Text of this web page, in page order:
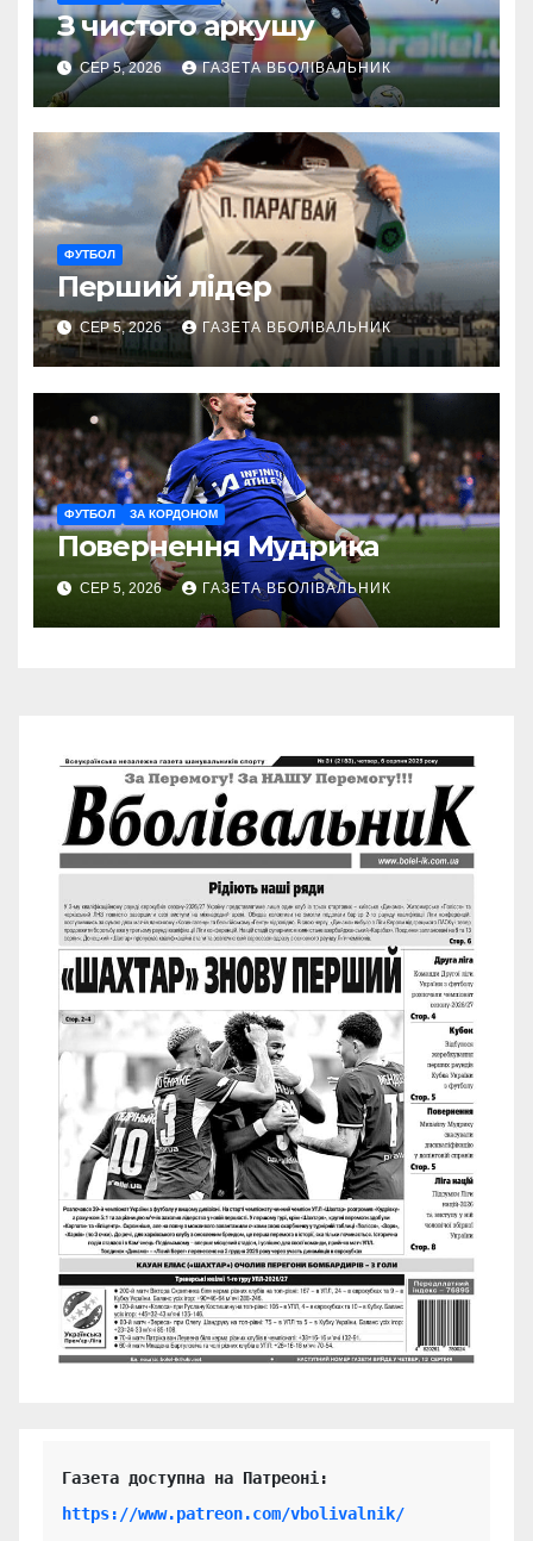
З чистого аркушу
СЕР 5, 2026 ГАЗЕТА ВБОЛІВАЛЬНИК
ФУТБОЛ
Перший лідер
СЕР 5, 2026 ГАЗЕТА ВБОЛІВАЛЬНИК
ФУТБОЛ ЗА КОРДОНОМ
Повернення Мудрика
СЕР 5, 2026 ГАЗЕТА ВБОЛІВАЛЬНИК
https://www.patreon.com/vbolivalnik/